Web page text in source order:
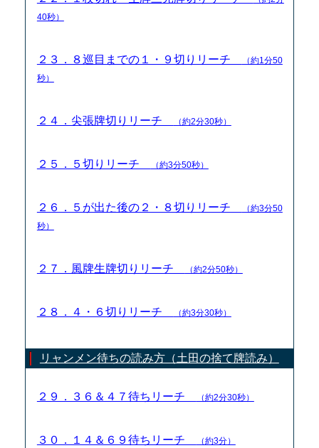
40秒）
２３．８巡目までの１・９切りリーチ
（約1分50
秒）
２４．尖張牌切りリーチ （約2分30秒）
２５．５切りリーチ （約3分50秒）
２６．５が出た後の２・８切りリーチ
（約3分50
秒）
２７．風牌生牌切りリーチ （約2分50秒）
２８．４・６切りリーチ （約3分30秒）
リャンメン待ちの読み方（土田の捨て牌読み）
２９．３６＆４７待ちリーチ （約2分30秒）
３０．１４＆６９待ちリーチ （約3分）